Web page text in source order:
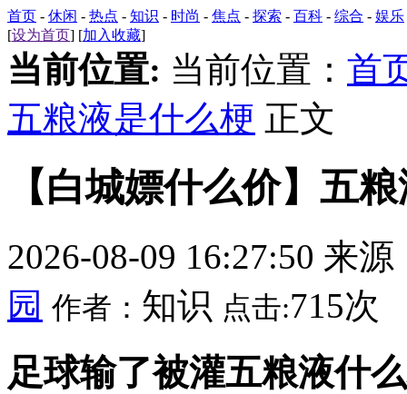
首页 - 休闲 - 热点 - 知识 - 时尚 - 焦点 - 探索 - 百科 - 综合 - 娱乐
[设为首页] [加入收藏]
当前位置: 当前位置： 首
五粮液是什么梗 正文
【白城嫖什么价】五
2026-08-09 16:27:50 来源
园 作者： 知识 点击:715次
足球输了被灌五粮液什